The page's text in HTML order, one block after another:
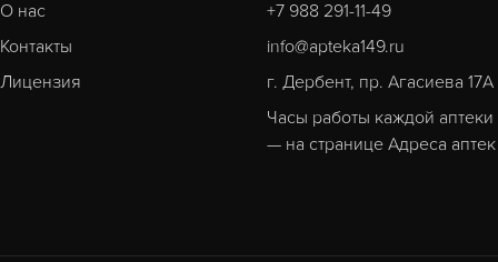
О нас
Контакты
Лицензия
+7 988 291-11-49
info@apteka149.ru
г. Дербент, пр. Агасиева 17А
Часы работы каждой аптеки
— на странице Адреса аптек